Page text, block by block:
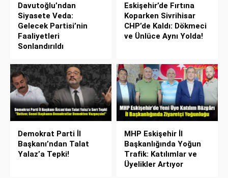
Davutoğlu’ndan
Siyasete Veda:
Gelecek Partisi’nin
Faaliyetleri
Sonlandırıldı
Eskişehir’de Fırtına
Koparken Sivrihisar
CHP’de Kaldı: Dökmeci
ve Ünlüce Aynı Yolda!
Demokrat Parti İl
Başkanı’ndan Talat
Yalaz’a Tepki!
MHP Eskişehir İl
Başkanlığında Yoğun
Trafik: Katılımlar ve
Üyelikler Artıyor